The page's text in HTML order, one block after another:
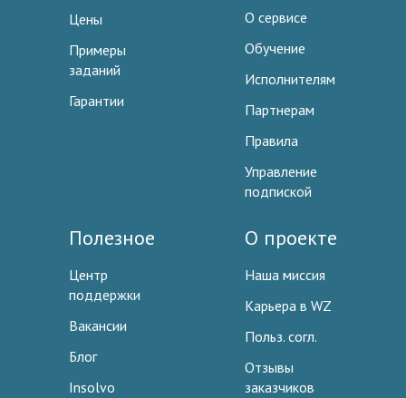
Цены
Примеры
заданий
Гарантии
О сервисе
Обучение
Исполнителям
Партнерам
Правила
Управление
подпиской
Полезное
Центр
поддержки
Вакансии
Блог
Insolvo
О проекте
Наша миссия
Карьера в WZ
Польз. согл.
Отзывы
заказчиков